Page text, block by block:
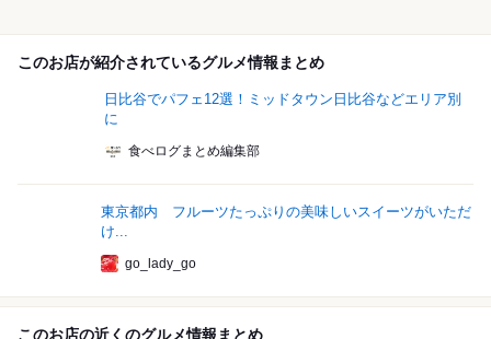
このお店が紹介されているグルメ情報まとめ
日比谷でパフェ12選！ミッドタウン日比谷などエリア別
に
食べログまとめ編集部
東京都内 フルーツたっぷりの美味しいスイーツがいただ
け...
go_lady_go
このお店の近くのグルメ情報まとめ